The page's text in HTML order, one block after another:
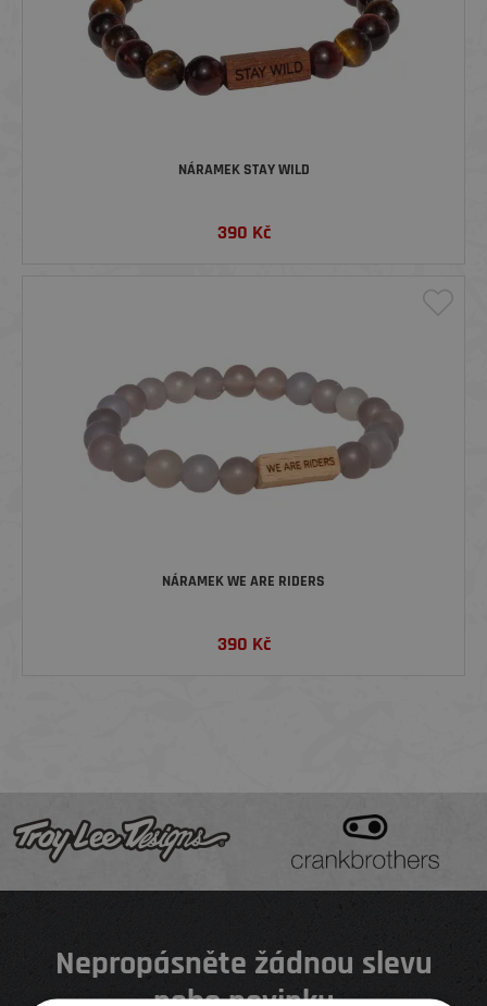
NÁRAMEK STAY WILD
390 Kč
NÁRAMEK WE ARE RIDERS
390 Kč
Nepropásněte žádnou slevu